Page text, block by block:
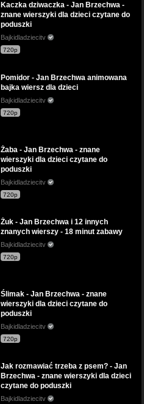
Kaczka dziwaczka - Jan Brzechwa -
znane wierszyki dla dzieci czytane do
poduszki
Bajkidladziecitv
720p
Pomidor - Jan Brzechwa animowana
bajka wiersz dla dzieci
Bajkidladziecitv
720p
Żaba - Jan Brzechwa - znane
wierszyki dla dzieci czytane do
poduszki
Bajkidladziecitv
720p
Żuk - Jan Brzechwa i 12 innych
znanych wierszy - 18 minut zabawy
Bajkidladziecitv
720p
Ślimak - Jan Brzechwa - znane
wierszyki dla dzieci czytane do
poduszki
Bajkidladziecitv
720p
Jak rozmawiać trzeba z psem? - Jan
Brzechwa - znane wierszyki dla dzieci
czytane do poduszki
Bajkidladziecitv